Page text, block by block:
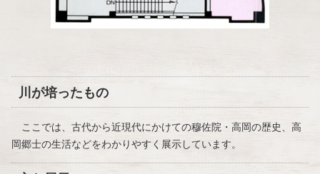
川が培ったもの
ここでは、古代から近現代にかけての穆佐院・高岡の歴史、高
岡郷士の生活などをわかりやすく展示しています。